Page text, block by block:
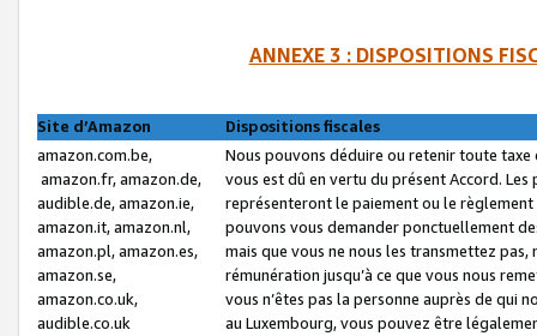
ANNEXE 3 : DISPOSITIONS
Site d’Amazon
Dispositions fiscales
amazon.com.be,
amazon.fr, amazon.de,
audible.de, amazon.ie,
amazon.it, amazon.nl,
amazon.pl, amazon.es,
amazon.se,
amazon.co.uk,
audible.co.uk
Nous pouvons déduire ou retenir toute
vous est dû en vertu du présent Accord.
représenteront le paiement ou le
pouvons vous demander ponctuellement
mais que vous ne nous les transmettez
rémunération jusqu’à ce que vous nous
vous n’êtes pas la personne auprès de qui
au Luxembourg, vous pouvez être